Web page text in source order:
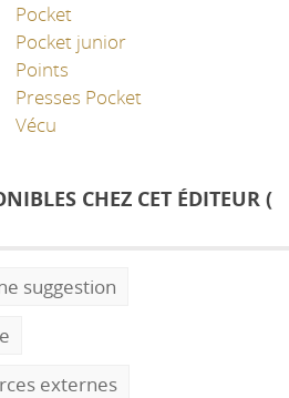
Pocket
Pocket junior
Points
Presses Pocket
Vécu
CHEZ CET ÉDITEUR (
suggestion
externes